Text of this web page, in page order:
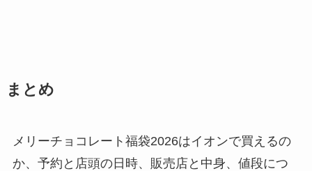
まとめ
メリーチョコレート福袋2026はイオンで買えるの
か、予約と店頭の日時、販売店と中身、値段につ